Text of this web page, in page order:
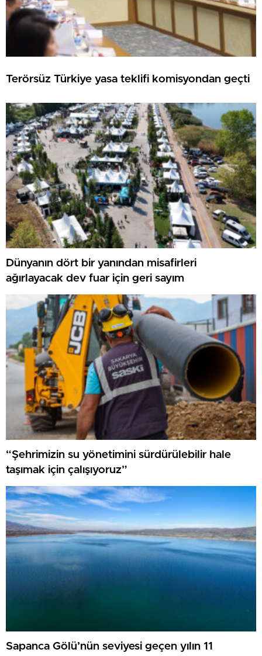
Terörsüz Türkiye yasa teklifi komisyondan geçti
Dünyanın dört bir yanından misafirleri
ağırlayacak dev fuar için geri sayım
“Şehrimizin su yönetimini sürdürülebilir hale
taşımak için çalışıyoruz”
Sapanca Gölü’nün seviyesi geçen yılın 11